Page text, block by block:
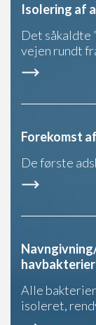
Isolering af
Det såkaldte
vejen rundt
Forekomst
De første
havbakterier
Alle
isoleret,